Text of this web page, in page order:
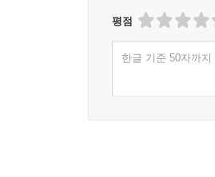
평점
한글 기준 50자까지